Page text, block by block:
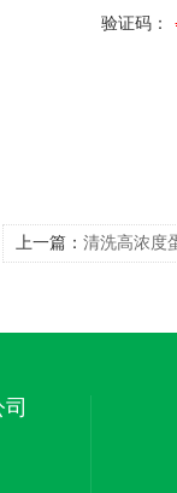
验证码：
上一篇： 清洗高浓度